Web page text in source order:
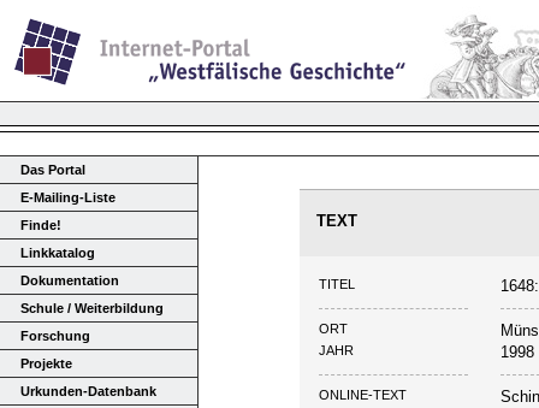
Das Portal
E-Mailing-Liste
Finde!
Linkkatalog
Dokumentation
Schule / Weiterbildung
Forschung
Projekte
Urkunden-Datenbank
TEXT
TITEL
ORT
JAHR 1998
ONLINE-TEXT